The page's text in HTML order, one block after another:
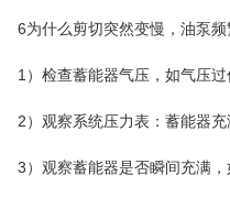
6为什么剪切突然变慢，油泵
1）检查蓄能器气压，如气压
2）观察系统压力表：蓄能器
3）观察蓄能器是否瞬间充满